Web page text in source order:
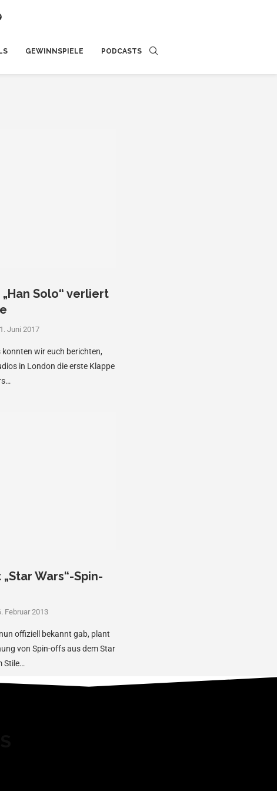
GEWINNSPIELE PODCASTS
Solo“ verliert
Juni 2017
wir euch berichten,
in London die erste Klappe
Wars“-Spin-
Februar 2013
offiziell bekannt gab, plant
von Spin-offs aus dem Star
Stile…